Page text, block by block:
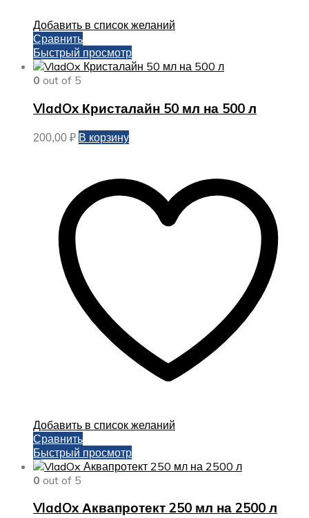
Добавить в список желаний
Сравнить
Быстрый просмотр
0 out of 5
VladOx Кристалайн 50 мл на 500 л
200,00 ₽ В корзину
Добавить в список желаний
Сравнить
Быстрый просмотр
0 out of 5
VladOx Аквапротект 250 мл на 2500 л